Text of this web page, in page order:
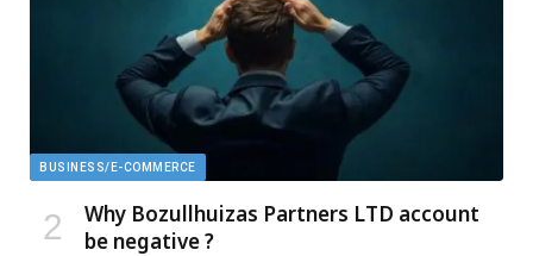
BUSINESS/E-COMMERCE
Why Bozullhuizas Partners LTD account
be negative ?